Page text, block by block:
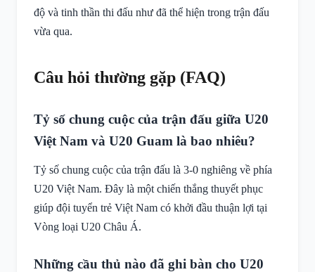
độ và tinh thần thi đấu như đã thể hiện trong trận đấu
vừa qua.
Câu hỏi thường gặp (FAQ)
Tỷ số chung cuộc của trận đấu giữa U20
Việt Nam và U20 Guam là bao nhiêu?
Tỷ số chung cuộc của trận đấu là 3-0 nghiêng về phía
U20 Việt Nam. Đây là một chiến thắng thuyết phục
giúp đội tuyển trẻ Việt Nam có khởi đầu thuận lợi tại
Vòng loại U20 Châu Á.
Những cầu thủ nào đã ghi bàn cho U20